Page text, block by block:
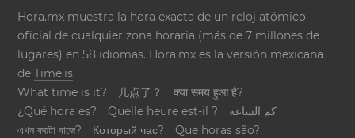
Hora.mx muestra la hora exacta de un reloj atómico
oficial de cualquier zona horaria (más de 7 millones de
lugares) en 58 idiomas. Hora.mx es la versión mexicana
deTime.is.
What time is it?
几点了？
क्या समय हुआ है?
¿Qué hora es?
Quelle heure est-il ?
كم الساعة
এখন কয়টা বাজে?
Который час?
Que horas são?